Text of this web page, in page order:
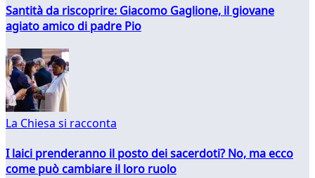
Santità da riscoprire: Giacomo Gaglione, il giovane
agiato amico di padre Pio
La Chiesa si racconta
I laici prenderanno il posto dei sacerdoti? No, ma ecco
come può cambiare il loro ruolo